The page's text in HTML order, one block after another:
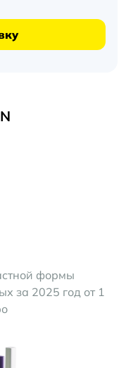
формы
за 2025 год от 1